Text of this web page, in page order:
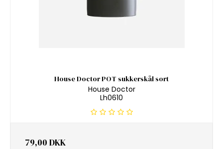
House Doctor POT sukkerskål sort
House Doctor
Lh0610
79,00 DKK